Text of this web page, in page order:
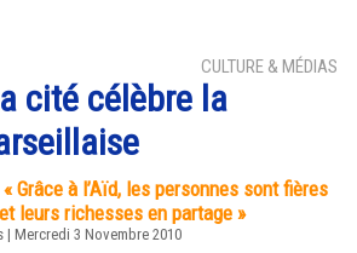
CULTURE & MÉDIAS
cité célèbre la
Grâce à l’Aïd, les personnes sont fières
leurs richesses en partage »
| Mercredi 3 Novembre 2010